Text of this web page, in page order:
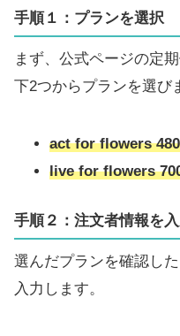
手順１：プランを選択
まず、公式ページの定
下2つからプランを選び
act for flowers
live for flowers
手順２： 注文者情報を
選んだプランを確認し
入力します。